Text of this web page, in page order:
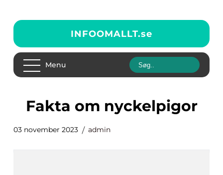
INFOOMALLT.se
Menu
fakta om nyckelpigor
03 november 2023 admin